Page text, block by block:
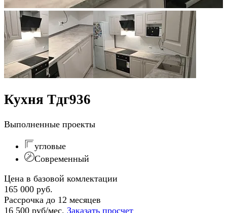
Кухня Тдг936
Выполненные проекты
угловые
Современный
Цена в базовой комлектации
165 000 руб.
Рассрочка до 12 месяцев
16 500 руб/мес. Заказать просчет